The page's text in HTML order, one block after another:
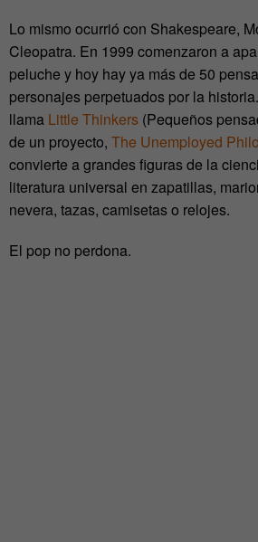
Lo mismo ocurrió con Shakespeare,
Cleopatra. En 1999 comenzaron a
peluche y hoy hay ya más de 50
personajes perpetuados por la
llama Little Thinkers (Pequeños
de un proyecto, The Unemployed
convierte a grandes figuras de la
literatura universal en zapatillas,
nevera, tazas, camisetas o relojes.
El pop no perdona.